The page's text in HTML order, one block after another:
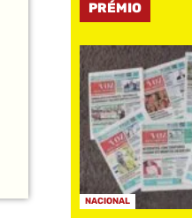
PRÉMIO
NACIONAL